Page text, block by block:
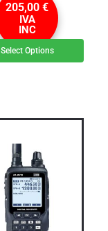
205,00 €
IVA
INC
Select Options